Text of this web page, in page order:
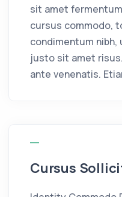
sit amet
cursus commodo,
condimentum
justo sit amet
ante venenatis.
Cursus